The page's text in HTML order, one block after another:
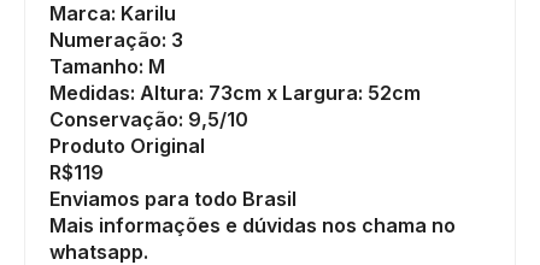
Marca: Karilu
Numeração: 3
Tamanho: M
Medidas: Altura: 73cm x Largura: 52cm
Conservação: 9,5/10
Produto Original
R$119
Enviamos para todo Brasil
Mais informações e dúvidas nos chama no
whatsapp.